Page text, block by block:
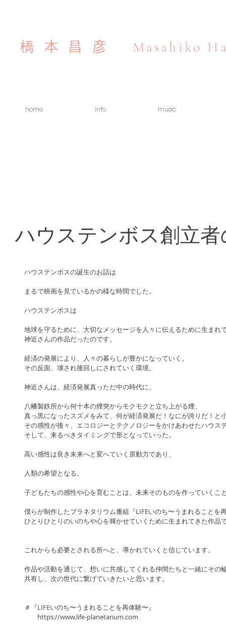
橋本昌彦 Masahiko
home info music
ハウステンボス創立
ハウステンボスの誕生のお話は
まるで映画を見ているかの様な時間でした。
ハウステンボスは
地球を守るために、大切なメッセージを人々に伝えるために生まれ
神近さんの作品だったのです。
経済の発展により、人々の暮らしが豊かになっていく。
その反面、壊され後回しにされていく環境。
神近さんは、経済発展真っただ中の時代に、
八幡製鉄所から何十本の煙突からモクモクと立ち上がる煙、
真っ黒になったスズメをみて、何が経済発展だ！なにが誇りだ！と
その感性が後々、エコロジーとテクノロジーをかけあわせたハウス
そして、来るべきタイミングで形となっていった。
高い感性は良き未来へと変へていく原動力であり、
人類の希望となる。
子どもたちの感性や心を育むことは、未来そのものを作っていくこ
僕らが制作したプラネタリウム番組『LIFEいのち〜うまれることを
ひとりひとりのいのちや心を輝かせていくために生まれてきた作品
これからも必要とされる所へと、導かれていくと信じています。
作品や活動を通じて、想いに共感してくれる仲間たちと一緒にその
共有し、次の世代に繋げていきたいと思います。
＃『LIFEいのち〜うまれることを再体験〜』
https://www.life-planetarium.com